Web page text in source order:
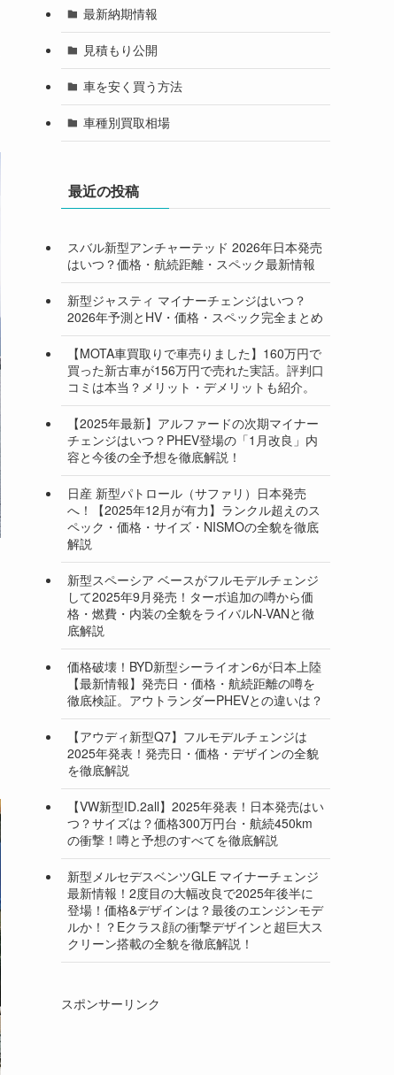
最新納期情報
見積もり公開
車を安く買う方法
車種別買取相場
最近の投稿
スバル新型アンチャーテッド 2026年日本発売
はいつ？価格・航続距離・スペック最新情報
新型ジャスティ マイナーチェンジはいつ？
2026年予測とHV・価格・スペック完全まとめ
【MOTA車買取りで車売りました】160万円で
買った新古車が156万円で売れた実話。評判口
コミは本当？メリット・デメリットも紹介。
【2025年最新】アルファードの次期マイナー
チェンジはいつ？PHEV登場の「1月改良」内
容と今後の全予想を徹底解説！
日産 新型パトロール（サファリ）日本発売
へ！【2025年12月が有力】ランクル超えのス
ペック・価格・サイズ・NISMOの全貌を徹底
解説
新型スペーシア ベースがフルモデルチェンジ
して2025年9月発売！ターボ追加の噂から価
格・燃費・内装の全貌をライバルN-VANと徹
底解説
価格破壊！BYD新型シーライオン6が日本上陸
【最新情報】発売日・価格・航続距離の噂を
徹底検証。アウトランダーPHEVとの違いは？
【アウディ新型Q7】フルモデルチェンジは
2025年発表！発売日・価格・デザインの全貌
を徹底解説
【VW新型ID.2all】2025年発表！日本発売はい
つ？サイズは？価格300万円台・航続450km
の衝撃！噂と予想のすべてを徹底解説
新型メルセデスベンツGLE マイナーチェンジ
最新情報！2度目の大幅改良で2025年後半に
登場！価格&デザインは？最後のエンジンモデ
ルか！？Eクラス顔の衝撃デザインと超巨大ス
クリーン搭載の全貌を徹底解説！
スポンサーリンク